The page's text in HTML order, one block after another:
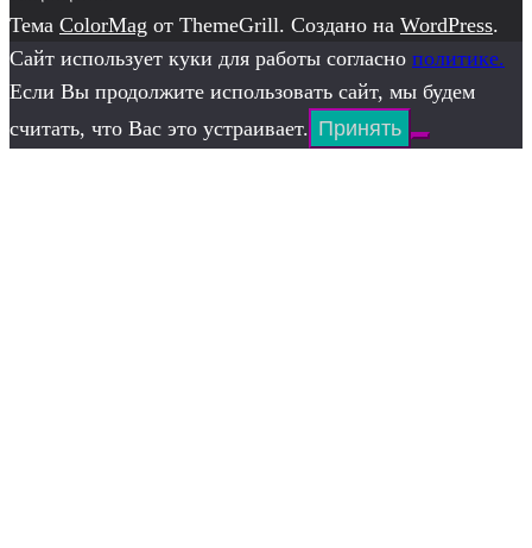
Тема ColorMag от ThemeGrill. Создано на WordPress.
Сайт использует куки для работы согласно политике.
Если Вы продолжите использовать сайт, мы будем
считать, что Вас это устраивает. Принять